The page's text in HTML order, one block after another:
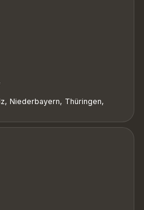
Niederbayern, Thüringen,